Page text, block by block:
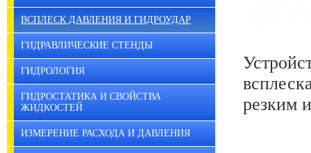
ВСПЛЕСК ДАВЛЕНИЯ И ГИДРОУДАР
ГИДРАВЛИЧЕСКИЕ СТЕНДЫ
ГИДРОЛОГИЯ
ГИДРОСТАТИКА И СВОЙСТВА
ЖИДКОСТЕЙ
ИЗМЕРЕНИЕ РАСХОДА И ДАВЛЕНИЯ
резким